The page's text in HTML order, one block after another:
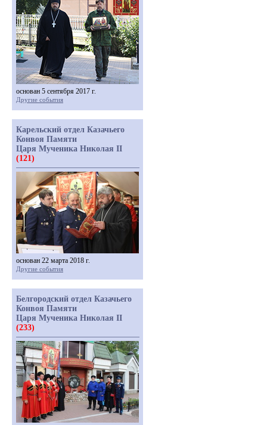
основан 5 сентября 2017 г.
Другие события
Карельский отдел Казачьего
Конвоя Памяти
Царя Мученика Николая II
(121)
основан 22 марта 2018 г.
Другие события
Белгородский отдел Казачьего
Конвоя Памяти
Царя Мученика Николая II
(233)